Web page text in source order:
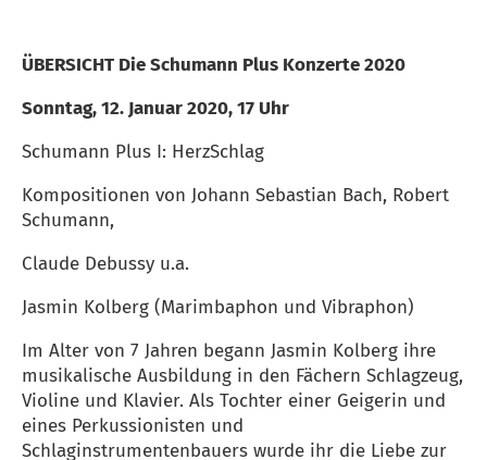
ÜBERSICHT Die Schumann Plus Konzerte 2020
Sonntag, 12. Januar 2020, 17 Uhr
Schumann Plus I: HerzSchlag
Kompositionen von Johann Sebastian Bach, Robert
Schumann,
Claude Debussy u.a.
Jasmin Kolberg (Marimbaphon und Vibraphon)
Im Alter von 7 Jahren begann Jasmin Kolberg ihre
musikalische Ausbildung in den Fächern Schlagzeug,
Violine und Klavier. Als Tochter einer Geigerin und
eines Perkussionisten und
Schlaginstrumentenbauers wurde ihr die Liebe zur